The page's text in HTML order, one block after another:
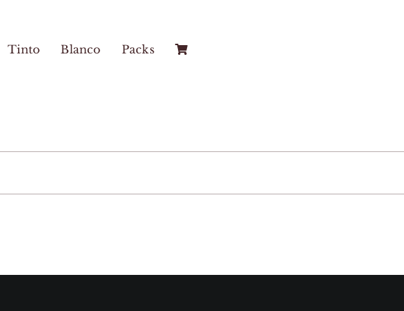
Tinto Blanco Packs